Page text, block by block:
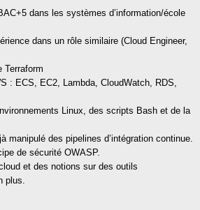
dans les systèmes d’information/école
dans un rôle similaire (Cloud Engineer,
Terraform
: ECS, EC2, Lambda, CloudWatch, RDS,
Linux, des scripts Bash et de la
manipulé des pipelines d’intégration continue.
de sécurité OWASP.
et des notions sur des outils
plus.